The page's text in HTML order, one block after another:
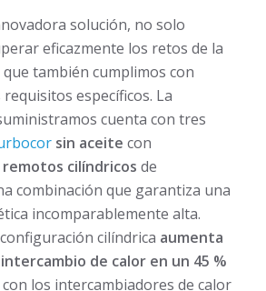
solución, no solo
eficazmente los retos de la
también cumplimos con
específicos. La
cuenta con tres
sin aceite con
cilíndricos de
combinación que garantiza una
incomparablemente alta.
cilíndrica aumenta
de calor en un 45 %
los intercambiadores de calor